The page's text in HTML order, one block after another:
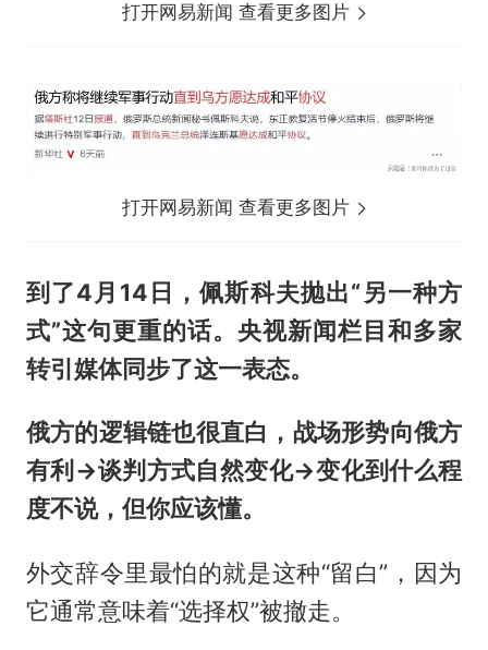
打开网易新闻 查看更多图片
打开网易新闻 查看更多图片
到了4月14日，佩斯科夫抛出“另一种方
式”这句更重的话。央视新闻栏目和多家
转引媒体同步了这一表态。
俄方的逻辑链也很直白，战场形势向俄方
有利→谈判方式自然变化→变化到什么程
度不说，但你应该懂。
外交辞令里最怕的就是这种“留白”，因为
它通常意味着“选择权”被撤走。